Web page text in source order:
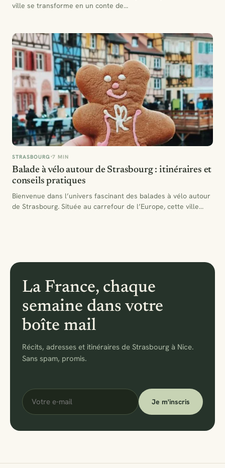
ville se transforme en un conte de…
STRASBOURG 7 MIN
Balade à vélo autour de Strasbourg : itinéraires et
conseils pratiques
Bienvenue dans l’univers fascinant des balades à vélo autour
de Strasbourg. Située au carrefour de l’Europe, cette ville…
La France, chaque
semaine dans votre
boîte mail
Récits, adresses et itinéraires de Strasbourg à Nice.
Sans spam, promis.
Votre
e-
mail
Je m'inscris